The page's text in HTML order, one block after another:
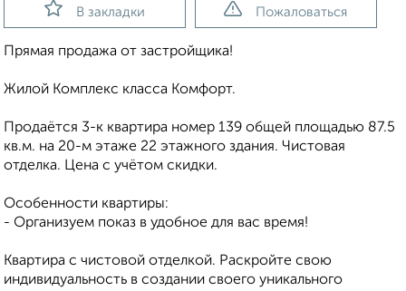
В закладки Пожаловаться
Прямая продажа от застройщика!
Жилой Комплекс класса Комфорт.
Продаётся 3-к квартира номер 139 общей площадью 87.5
кв.м. на 20-м этаже 22 этажного здания. Чистовая
отделка. Цена с учётом скидки.
Особенности квартиры:
- Организуем показ в удобное для вас время!
Квартира с чистовой отделкой. Раскройте свою
индивидуальность в создании своего уникального